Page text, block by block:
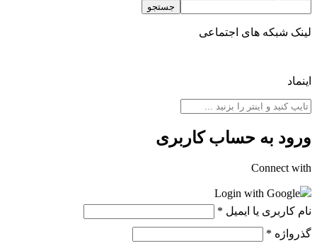
جستجو
شبکه های اجتماعی
به حساب کاربری
Connect
Login with Google
کاربری یا ایمیل*
*